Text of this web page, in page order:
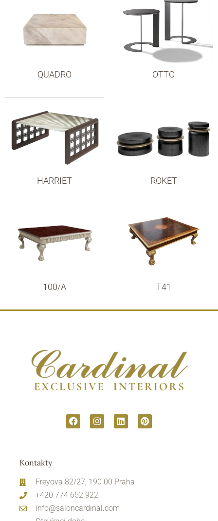
QUADRO OTTO
HARRIET ROKET
100/A T41
Kontakty
Freyova 82/27, 190 00 Praha
+420 774 652 922
info@saloncardinal.com